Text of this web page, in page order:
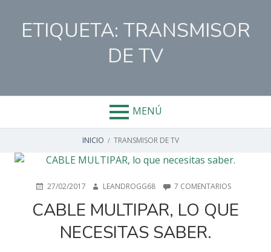
contenidoETIQUETA: TRANSMISOR
DE TV
MENÚ
ENLACES
DE
AYUDA
INICIO TRANSMISOR DE TV
PUBLICADO
27/02/2017 AUTORLEANDROGG68 7 COMENTARIOSEN
MULTIPAR,
LO
CABLE MULTIPAR, LO QUE
NECESITAS SABER.